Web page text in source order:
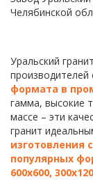
Челябинской
Уральский
производителей
формата в
гамма, высокие
массе – эти
изготовления
популярных
600х600,